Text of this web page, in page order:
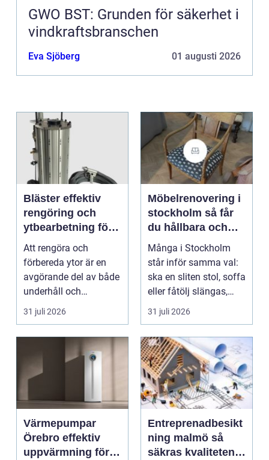
GWO BST: Grunden för säkerhet i
vindkraftsbranschen
Eva Sjöberg 01 augusti 2026
Bläster effektiv
rengöring och
ytbearbetning för
proffs och
hantverkare
Att rengöra och
förbereda ytor är en
avgörande del av både
underhåll och
renovering. Färg, rost,
smu...
31 juli 2026
Möbelrenovering i
stockholm så får
du hållbara och
vackra möbler
Många i Stockholm
står inför samma val:
ska en sliten stol, soffa
eller fåtölj slängas,
säljas billi...
31 juli 2026
Värmepumpar
Örebro effektiv
uppvärmning för
Entreprenadbesikt
ning malmö så
säkras kvaliteten i